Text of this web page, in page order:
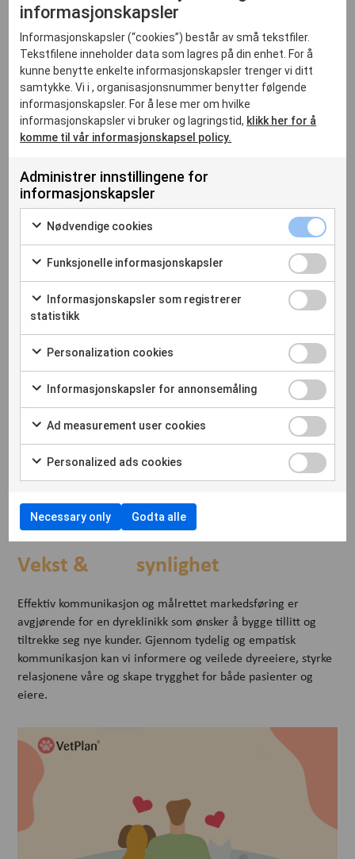
Trygg & effektiv drift
Det du trenger for å gjøre hverdagen på dyreklinikken mer
effektiv og oversiktlig. Med verktøy som støtter både
medisinsk faglig arbeid og drift, gir vi deg ressurser som
hjelper deg å fokusere på det som er viktigst – dyrene og
eierne. Her finner du løsninger som sparer tid, øker
Vekst & synlighet
Effektiv kommunikasjon og målrettet markedsføring er
avgjørende for en dyreklinikk som ønsker å bygge tillitt og
tiltrekke seg nye kunder. Gjennom tydelig og empatisk
kommunikasjon kan vi informere og veilede dyreeiere, styrke
relasjonene våre og skape trygghet for både pasienter og
eiere.
informasjonskapsler
Informasjonskapsler (“cookies”) består av små tekstfiler.
Tekstfilene inneholder data som lagres på din enhet. For å
kunne benytte enkelte informasjonskapsler trenger vi ditt
samtykke. Vi i , organisasjonsnummer benytter følgende
informasjonskapsler. For å lese mer om hvilke
informasjonskapsler vi bruker og lagringstid, klikk her for å
komme til vår informasjonskapsel policy.
Administrer innstillingene for
informasjonskapsler
Nødvendige cookies
Funksjonelle informasjonskapsler
Informasjonskapsler som registrerer
statistikk
Personalization cookies
Informasjonskapsler for annonsemåling
Ad measurement user cookies
Personalized ads cookies
Necessary only Godta alle